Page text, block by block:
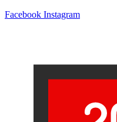
Facebook Instagram